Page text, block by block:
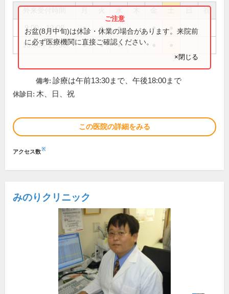
祝
9:00～13:00 ● ● ● ●
15:00～17:30 ● ● ●
お盆(8月中旬)は休診・休業の場合があります。来院前
に必ず医療機関に直接ご確認ください。
×閉じる
備考: 診療は午前13:30まで、午後18:00まで
休診日: 木、日、祝
この医院の詳細をみる
アクセス数※
みのりクリニック